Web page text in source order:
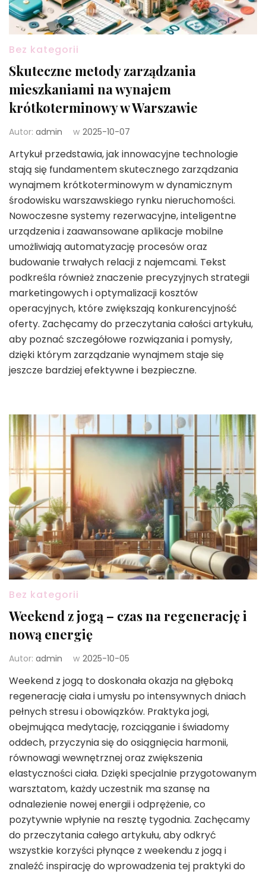
Bez kategorii
Skuteczne metody zarządzania
mieszkaniami na wynajem
krótkoterminowy w Warszawie
Autor: admin w 2025-10-07
Artykuł przedstawia, jak innowacyjne technologie
stają się fundamentem skutecznego zarządzania
wynajmem krótkoterminowym w dynamicznym
środowisku warszawskiego rynku nieruchomości.
Nowoczesne systemy rezerwacyjne, inteligentne
urządzenia i zaawansowane aplikacje mobilne
umożliwiają automatyzację procesów oraz
budowanie trwałych relacji z najemcami. Tekst
podkreśla również znaczenie precyzyjnych strategii
marketingowych i optymalizacji kosztów
operacyjnych, które zwiększają konkurencyjność
oferty. Zachęcamy do przeczytania całości artykułu,
aby poznać szczegółowe rozwiązania i pomysły,
dzięki którym zarządzanie wynajmem staje się
jeszcze bardziej efektywne i bezpieczne.
Bez kategorii
Weekend z jogą – czas na regenerację i
nową energię
Autor: admin w 2025-10-05
Weekend z jogą to doskonała okazja na głęboką
regenerację ciała i umysłu po intensywnych dniach
pełnych stresu i obowiązków. Praktyka jogi,
obejmująca medytację, rozciąganie i świadomy
oddech, przyczynia się do osiągnięcia harmonii,
równowagi wewnętrznej oraz zwiększenia
elastyczności ciała. Dzięki specjalnie przygotowanym
warsztatom, każdy uczestnik ma szansę na
odnalezienie nowej energii i odprężenie, co
pozytywnie wpłynie na resztę tygodnia. Zachęcamy
do przeczytania całego artykułu, aby odkryć
wszystkie korzyści płynące z weekendu z jogą i
znaleźć inspirację do wprowadzenia tej praktyki do